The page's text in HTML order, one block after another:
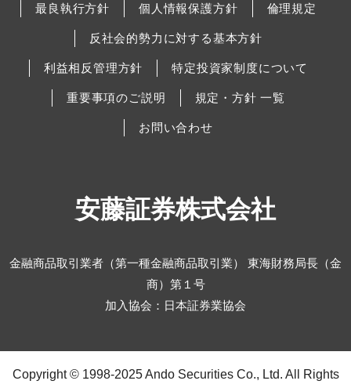
最良執行方針 個人情報保護方針 倫理規定
反社会的勢力に対する基本方針
利益相反管理方針 特定投資家制度について
重要事項のご説明 規定・方針 一覧
お問い合わせ
安藤証券株式会社
金融商品取引業者（第一種金融商品取引業） 東海財務局長（金
商）第１号
加入協会：日本証券業協会
Copyright © 1998-2025 Ando Securities Co., Ltd. All Rights